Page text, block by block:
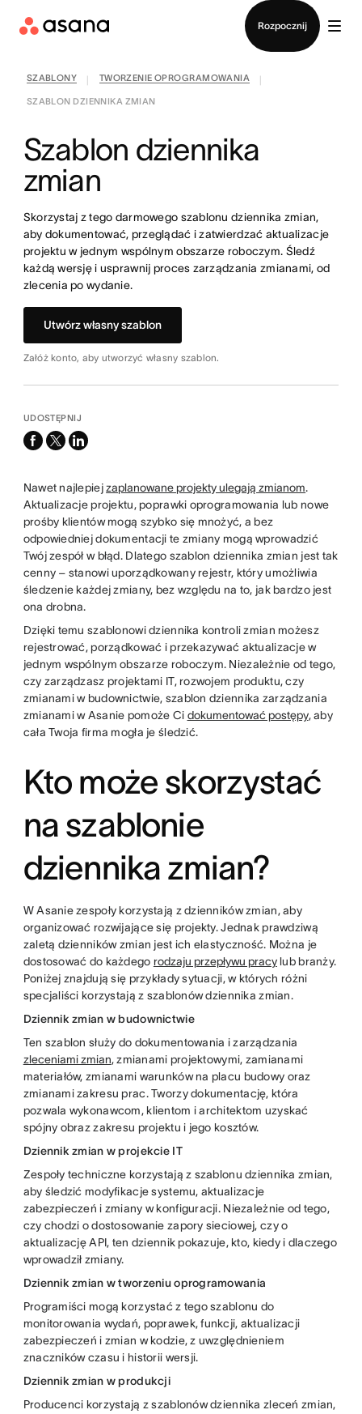
Rozpocznij
SZABLONY TWORZENIE OPROGRAMOWANIA
SZABLON DZIENNIKA ZMIAN
Szablon dziennika
zmian
Skorzystaj z tego darmowego szablonu dziennika zmian,
aby dokumentować, przeglądać i zatwierdzać aktualizacje
projektu w jednym wspólnym obszarze roboczym. Śledź
każdą wersję i usprawnij proces zarządzania zmianami, od
zlecenia po wydanie.
Utwórz własny szablon
Załóż konto, aby utworzyć własny szablon.
UDOSTĘPNIJ
facebook
x-
linkedin
Nawet najlepiejzaplanowane projekty ulegają zmianom.
Aktualizacje projektu, poprawki oprogramowania lub nowe
prośby klientów mogą szybko się mnożyć, a bez
odpowiedniej dokumentacji te zmiany mogą wprowadzić
Twój zespół w błąd. Dlatego szablon dziennika zmian jest tak
cenny – stanowi uporządkowany rejestr, który umożliwia
śledzenie każdej zmiany, bez względu na to, jak bardzo jest
ona drobna.
Dzięki temu szablonowi dziennika kontroli zmian możesz
rejestrować, porządkować i przekazywać aktualizacje w
jednym wspólnym obszarze roboczym. Niezależnie od tego,
czy zarządzasz projektami IT, rozwojem produktu, czy
zmianami w budownictwie, szablon dziennika zarządzania
zmianami w Asanie pomoże Ci dokumentować postępy, aby
cała Twoja firma mogła je śledzić.
Kto może skorzystać
na szablonie
dziennika zmian?
W Asanie zespoły korzystają z dzienników zmian, aby
organizować rozwijające się projekty. Jednak prawdziwą
zaletą dzienników zmian jest ich elastyczność. Można je
dostosować do każdego rodzaju przepływu pracylub branży.
Poniżej znajdują się przykłady sytuacji, w których różni
specjaliści korzystają z szablonów dziennika zmian.
Dziennik zmian w budownictwie
Ten szablon służy do dokumentowania i zarządzania
zleceniami zmian, zmianami projektowymi, zamianami
materiałów, zmianami warunków na placu budowy oraz
zmianami zakresu prac. Tworzy dokumentację, która
pozwala wykonawcom, klientom i architektom uzyskać
spójny obraz zakresu projektu i jego kosztów.
Dziennik zmian w projekcie IT
Zespoły techniczne korzystają z szablonu dziennika zmian,
aby śledzić modyfikacje systemu, aktualizacje
zabezpieczeń i zmiany w konfiguracji. Niezależnie od tego,
czy chodzi o dostosowanie zapory sieciowej, czy o
aktualizację API, ten dziennik pokazuje, kto, kiedy i dlaczego
wprowadził zmiany.
Dziennik zmian w tworzeniu oprogramowania
Programiści mogą korzystać z tego szablonu do
monitorowania wydań, poprawek, funkcji, aktualizacji
zabezpieczeń i zmian w kodzie, z uwzględnieniem
znaczników czasu i historii wersji.
Dziennik zmian w produkcji
Producenci korzystają z szablonów dziennika zleceń zmian,